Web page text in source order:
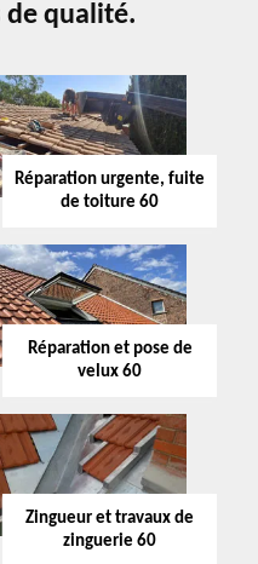
qualité.
Réparation urgente, fuite
de toiture 60
Réparation et pose de
velux 60
Zingueur et travaux de
zinguerie 60